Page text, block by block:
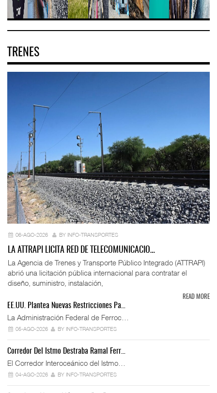
TRENES
06-AGO-2026 BY INFO-TRANSPORTES
LA ATTRAPI LICITA RED DE TELECOMUNICACIO…
La Agencia de Trenes y Transporte Público Integrado (ATTRAPI)
abrió una licitación pública internacional para contratar el
diseño, suministro, instalación,
READ MORE
EE.UU. Plantea Nuevas Restricciones Pa…
La Administración Federal de Ferroc…
05-AGO-2026 BY INFO-TRANSPORTES
Corredor Del Istmo Destraba Ramal Ferr…
El Corredor Interoceánico del Istmo…
04-AGO-2026 BY INFO-TRANSPORTES